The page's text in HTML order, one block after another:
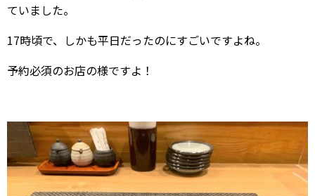
ていました。
17時頃で、しかも平日だったのにすごいですよね。
予約必須のお店の様ですよ！